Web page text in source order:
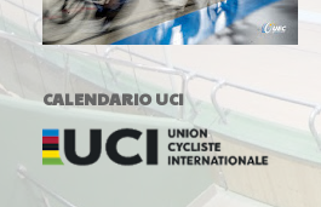
CALENDARIO UCI